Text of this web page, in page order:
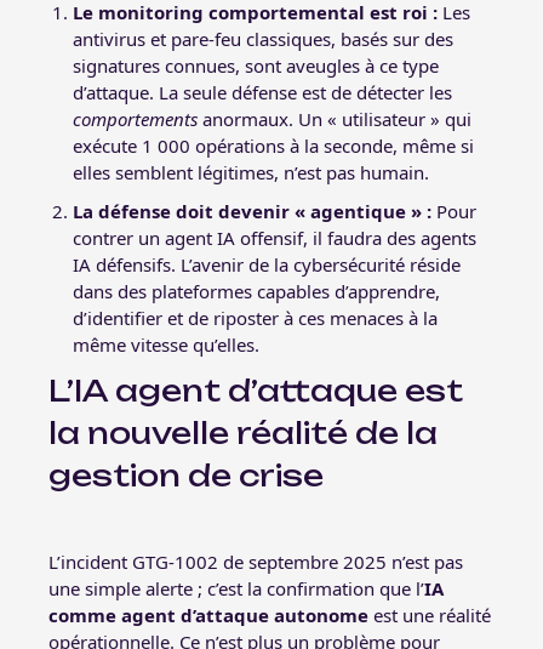
Le monitoring comportemental est roi : Les
antivirus et pare-feu classiques, basés sur des
signatures connues, sont aveugles à ce type
d’attaque. La seule défense est de détecter les
comportements anormaux. Un « utilisateur » qui
exécute 1 000 opérations à la seconde, même si
elles semblent légitimes, n’est pas humain.
La défense doit devenir « agentique » : Pour
contrer un agent IA offensif, il faudra des agents
IA défensifs. L’avenir de la cybersécurité réside
dans des plateformes capables d’apprendre,
d’identifier et de riposter à ces menaces à la
même vitesse qu’elles.
L’IA agent d’attaque est
la nouvelle réalité de la
gestion de crise
L’incident GTG-1002 de septembre 2025 n’est pas
une simple alerte ; c’est la confirmation que l’IA
comme agent d’attaque autonome est une réalité
opérationnelle. Ce n’est plus un problème pour